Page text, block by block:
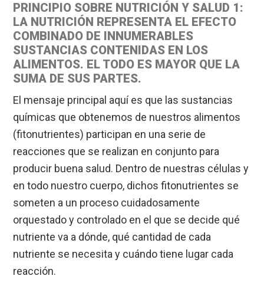
PRINCIPIO SOBRE NUTRICIÓN Y SALUD 1:
LA NUTRICIÓN REPRESENTA EL EFECTO
COMBINADO DE INNUMERABLES
SUSTANCIAS CONTENIDAS EN LOS
ALIMENTOS. EL TODO ES MAYOR QUE LA
SUMA DE SUS PARTES.
El mensaje principal aquí es que las sustancias
químicas que obtenemos de nuestros alimentos
(fitonutrientes) participan en una serie de
reacciones que se realizan en conjunto para
producir buena salud. Dentro de nuestras células y
en todo nuestro cuerpo, dichos fitonutrientes se
someten a un proceso cuidadosamente
orquestado y controlado en el que se decide qué
nutriente va a dónde, qué cantidad de cada
nutriente se necesita y cuándo tiene lugar cada
reacción.